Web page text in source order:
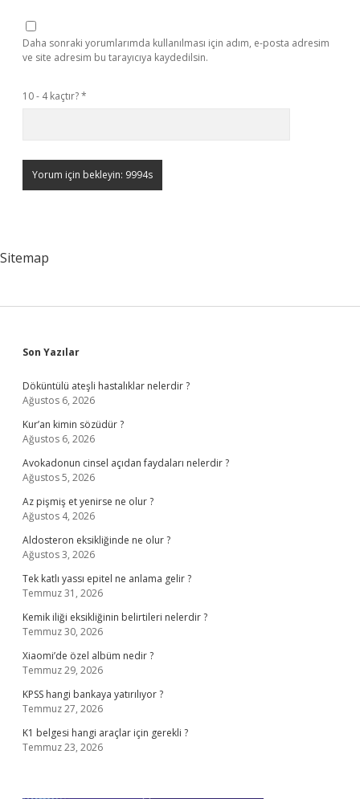
Daha sonraki yorumlarımda kullanılması için adım, e-posta adresim
ve site adresim bu tarayıcıya kaydedilsin.
10 - 4 kaçtır?*
Sitemap
Sidebar
Son Yazılar
Döküntülü ateşli hastalıklar nelerdir ?
Ağustos 6, 2026
Kur’an kimin sözüdür ?
Ağustos 6, 2026
Avokadonun cinsel açıdan faydaları nelerdir ?
Ağustos 5, 2026
Az pişmiş et yenirse ne olur ?
Ağustos 4, 2026
Aldosteron eksikliğinde ne olur ?
Ağustos 3, 2026
Tek katlı yassı epitel ne anlama gelir ?
Temmuz 31, 2026
Kemik iliği eksikliğinin belirtileri nelerdir ?
Temmuz 30, 2026
Xiaomi’de özel albüm nedir ?
Temmuz 29, 2026
KPSS hangi bankaya yatırılıyor ?
Temmuz 27, 2026
K1 belgesi hangi araçlar için gerekli ?
Temmuz 23, 2026